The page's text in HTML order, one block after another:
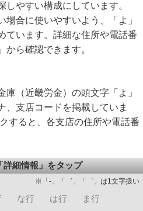
やすい構成にしています。
合に使いやすいよう、「よ」
ています。詳細な住所や電話番
から確認できます。
庫（近畿労金）の頭文字「よ」
、支店コードを掲載していま
すると、各支店の住所や電話番
詳細情報」をタップ
※「-」「゛」「゜」は1文字扱い
な行 は行
ま行